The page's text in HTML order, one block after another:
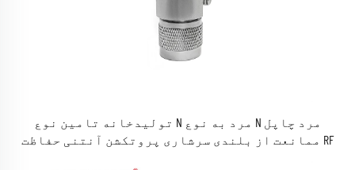
تولیدخانه تامین نوع N مرد به نوع N مرد چاپل
ممانعت از بلندی سرشاری پروتکشن آنتنی حفاظت RF